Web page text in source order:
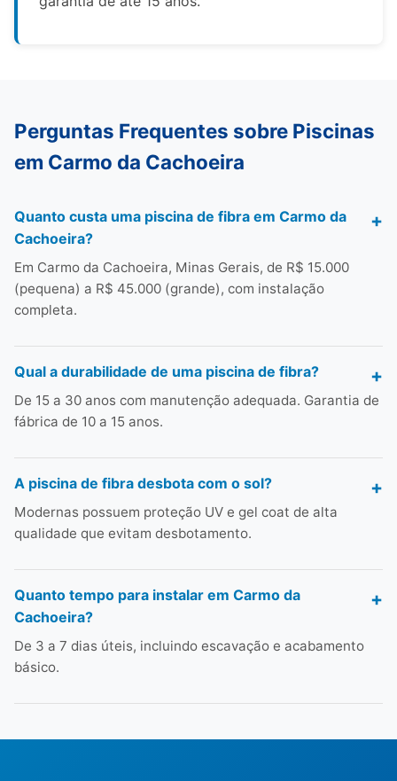
Perguntas Frequentes sobre Piscinas
em Carmo da Cachoeira
Quanto custa uma piscina de fibra em Carmo da
Cachoeira?
Em Carmo da Cachoeira, Minas Gerais, de R$ 15.000
(pequena) a R$ 45.000 (grande), com instalação
completa.
Qual a durabilidade de uma piscina de fibra?
De 15 a 30 anos com manutenção adequada. Garantia de
fábrica de 10 a 15 anos.
A piscina de fibra desbota com o sol?
Modernas possuem proteção UV e gel coat de alta
qualidade que evitam desbotamento.
Quanto tempo para instalar em Carmo da
Cachoeira?
De 3 a 7 dias úteis, incluindo escavação e acabamento
básico.